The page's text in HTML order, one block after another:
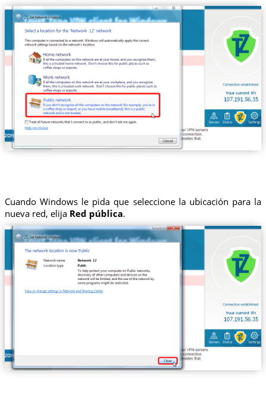
Cuando Windows le pida que seleccione la ubicación para la
nueva red, elija Red pública.